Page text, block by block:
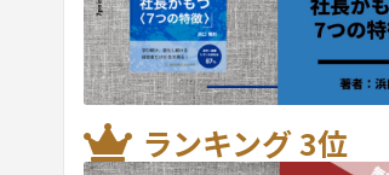
ランキング 3位